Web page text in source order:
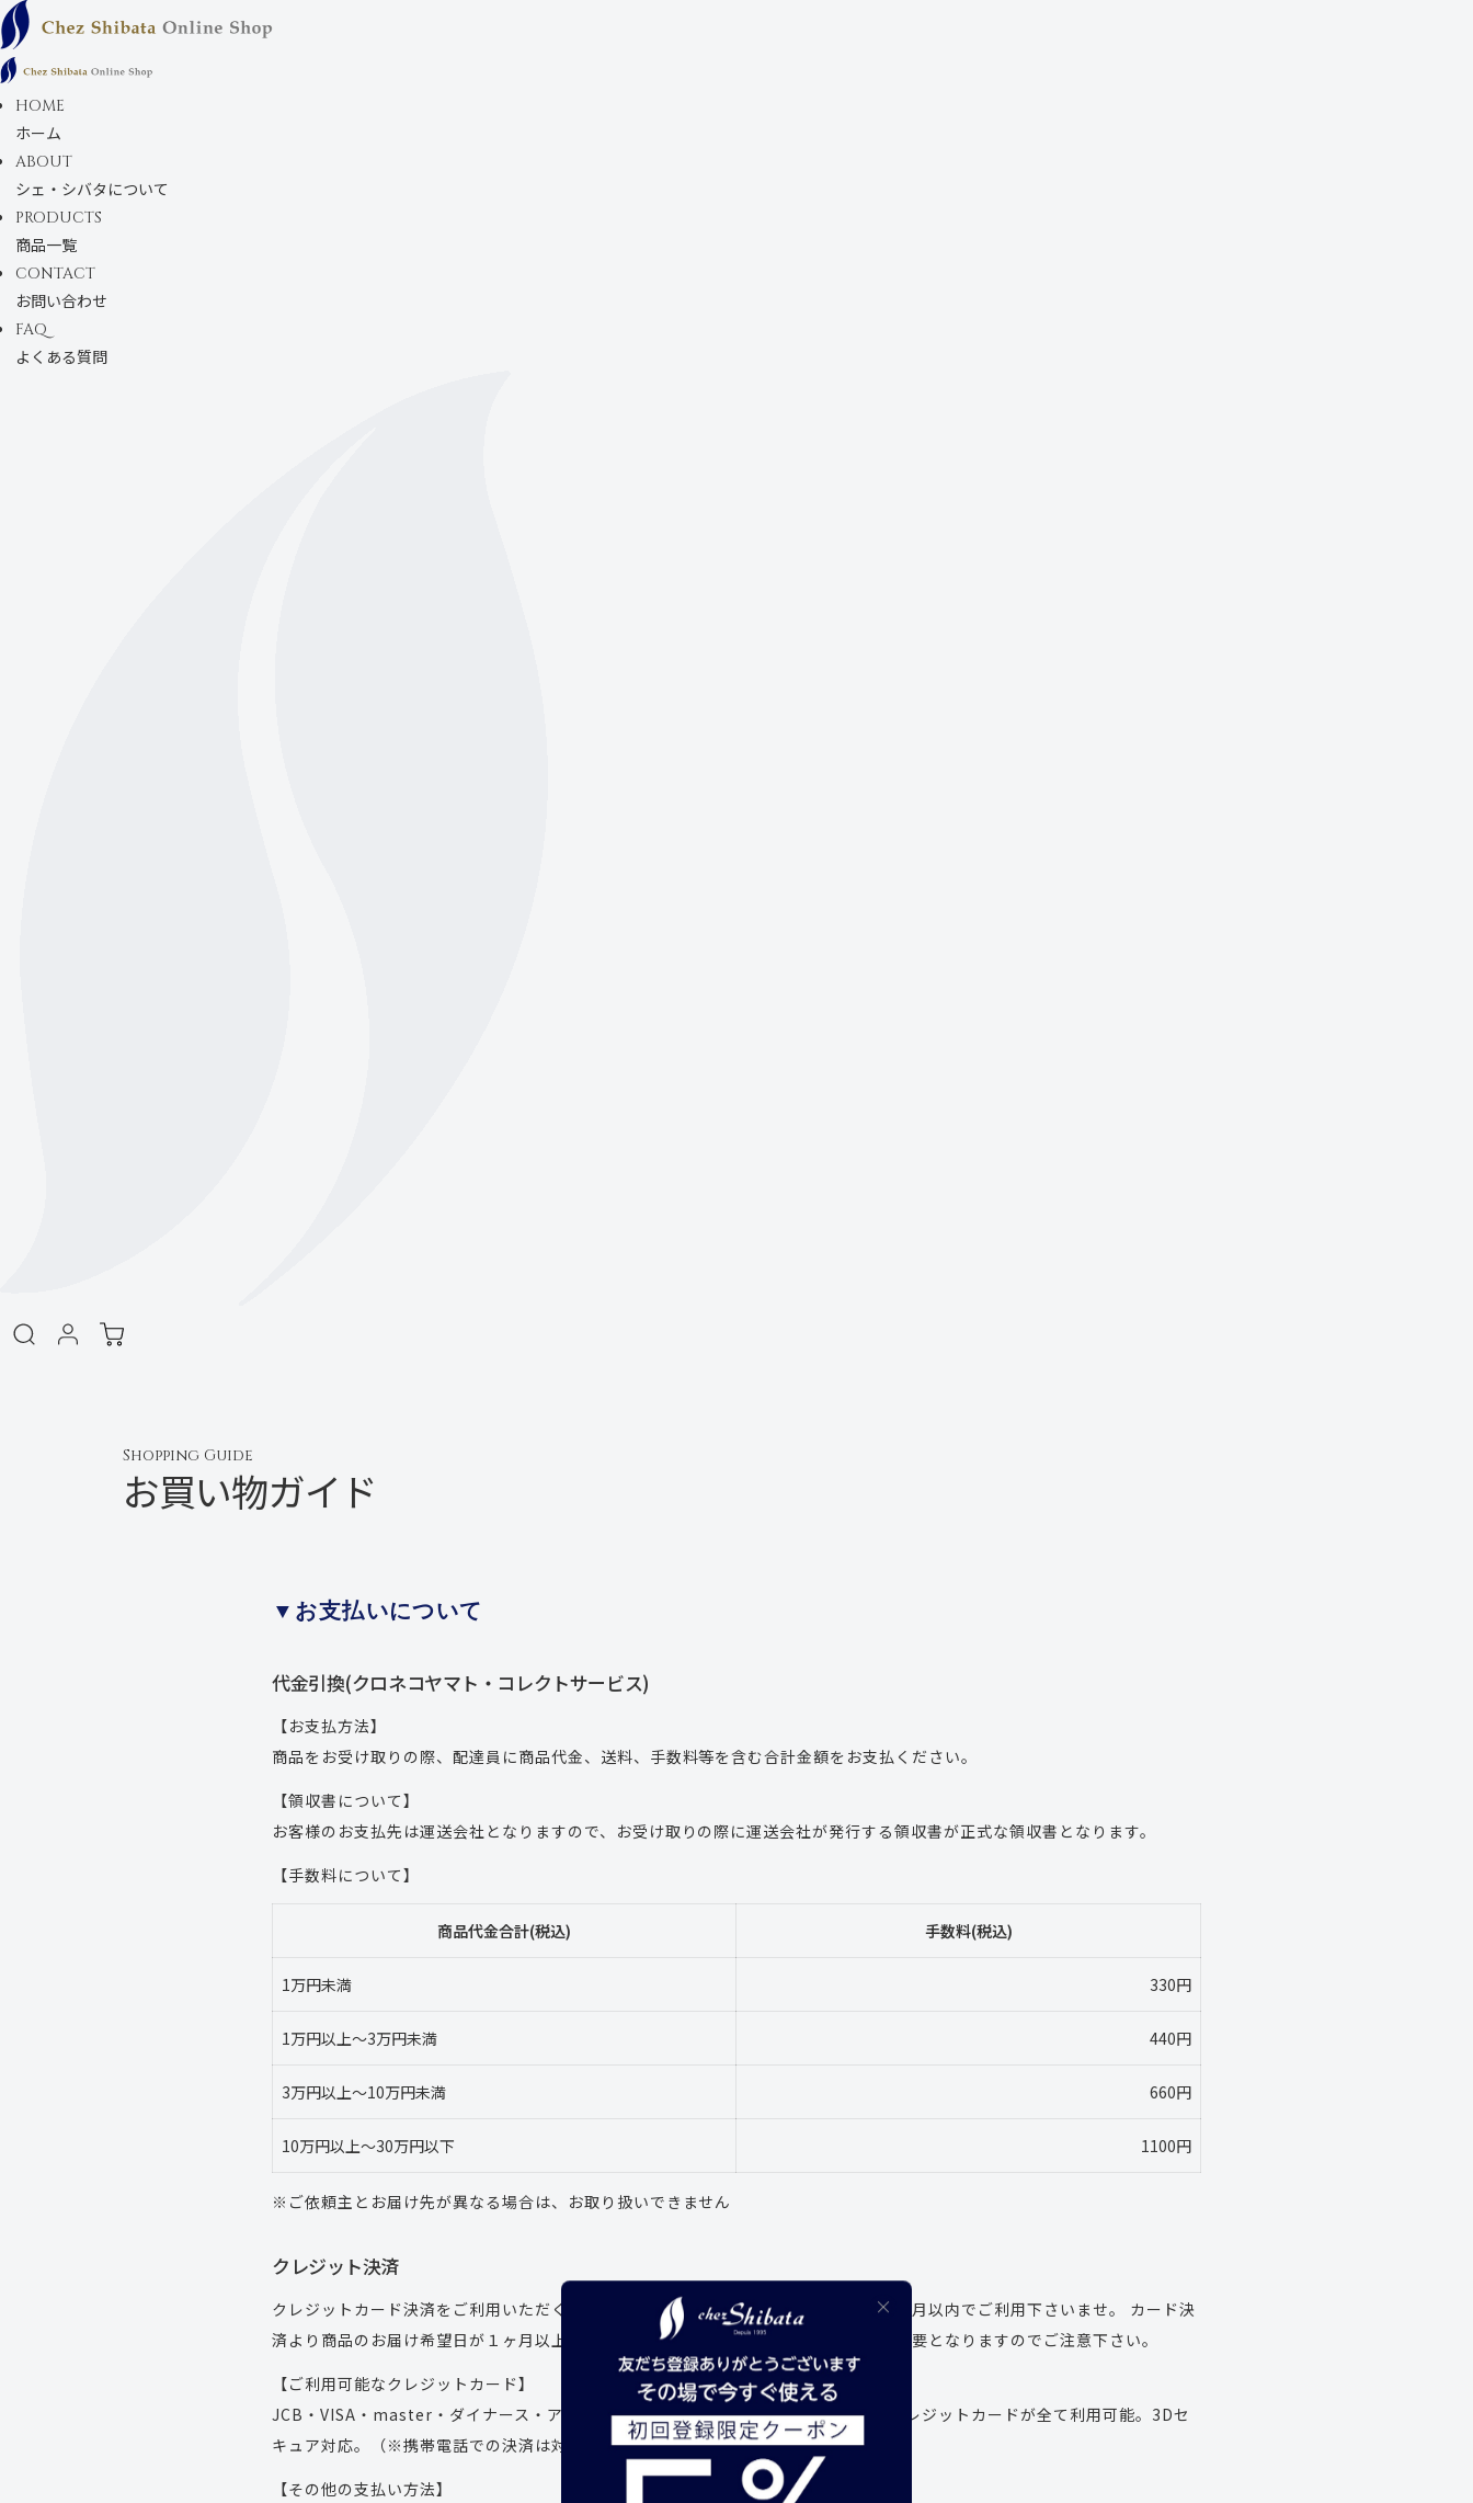
コンテンツにスキ
ップします
HOME
ホーム
ABOUT
シェ・シバタについて
PRODUCTS
商品一覧
CONTACT
お問い合わせ
FAQ
よくある質問
Shopping Guide
お買い物ガイド
▼お支払いについて
代金引換(クロネコヤマト・コレクトサービス)
【お支払方法】
商品をお受け取りの際、配達員に商品代金、送料、手数料等を含む合計金額をお支払ください。
【領収書について】
お客様のお支払先は運送会社となりますので、お受け取りの際に運送会社が発行する領収書が正式な領収書となります。
【手数料について】
商品代金合計(税込) 手数料(税込)
1万円未満 330円
1万円以上～3万円未満 440円
3万円以上～10万円未満 660円
10万円以上～30万円以下 1100円
※ご依頼主とお届け先が異なる場合は、お取り扱いできません
クレジット決済
クレジットカード決済をご利用いただく場合、商品のお届け希望日はご注文日より１ヶ月以内でご利用下さいませ。 カード決
済より商品のお届け希望日が１ヶ月以上後になりますと再度カード決済のお手続きが必要となりますのでご注意下さい。
【ご利用可能なクレジットカード】
JCB・VISA・master・ダイナース・アメリカンエキスプレスのマークが入っているクレジットカードが全て利用可能。3Dセ
キュア対応。（※携帯電話での決済は対象外）
【その他の支払い方法】